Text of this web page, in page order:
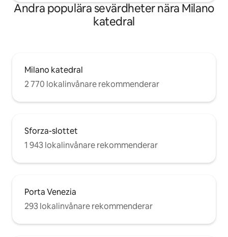
Andra populära sevärdheter nära Milano
katedral
Milano katedral
2 770 lokalinvånare rekommenderar
Sforza-slottet
1 943 lokalinvånare rekommenderar
Porta Venezia
293 lokalinvånare rekommenderar